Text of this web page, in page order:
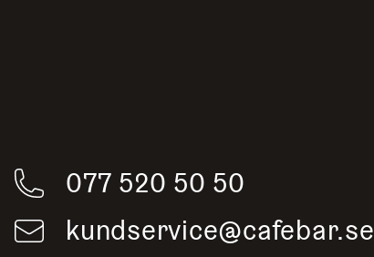
077 520 50 50
kundservice@cafebar.se